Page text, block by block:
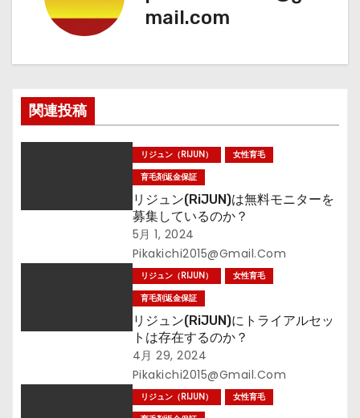
ゲ
シ
ョ
mail.com
関連投稿
リジュン（RIJUN）
女性育毛
育毛剤返金保証
リジュン(RiJUN)は無料モニターを
募集しているのか？
5月 1, 2024
Pikakichi2015@gmail.com
リジュン（RIJUN）
女性育毛
育毛剤返金保証
リジュン(RiJUN)にトライアルセッ
トは存在するのか？
4月 29, 2024
Pikakichi2015@gmail.com
リジュン（RIJUN）
女性育毛